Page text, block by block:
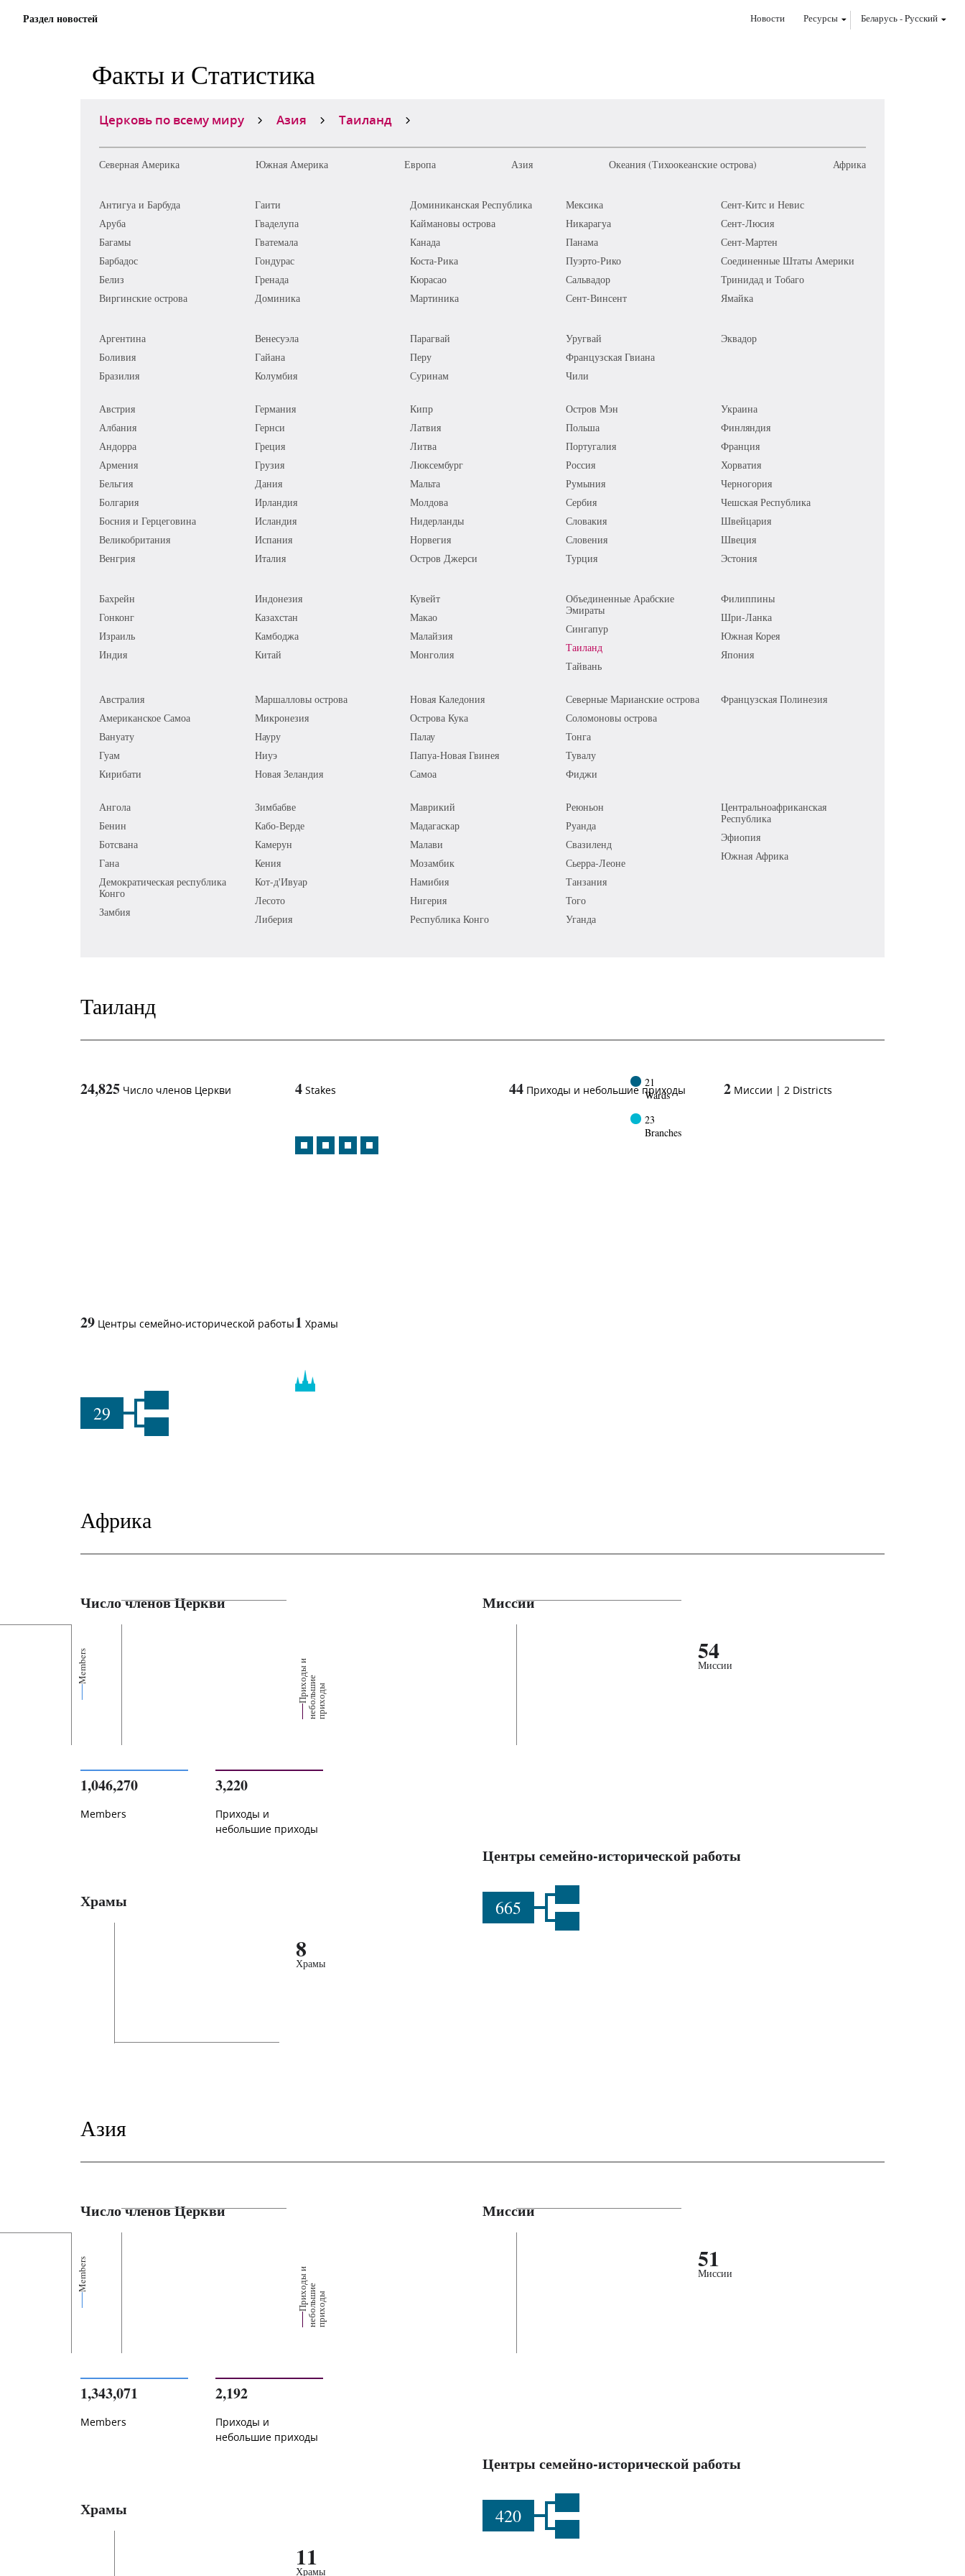
Раздел новостей Новости Ресурсы Беларусь-Pусский
Факты и Статистика
Церковь по всему миру Азия Таиланд
Северная Америка Южная Америка Европа Азия Океания (Тихоокеанские острова) Африка
Антигуа и Барбуда
Аруба
Багамы
Барбадос
Белиз
Виргинские острова
Гаити
Гваделупа
Гватемала
Гондурас
Гренада
Доминика
Доминиканская Республика
Каймановы острова
Канада
Коста-Рика
Кюрасао
Мартиника
Мексика
Никарагуа
Панама
Пуэрто-Рико
Сальвадор
Сент-Винсент
Сент-Китс и Невис
Сент-Люсия
Сент-Мартен
Соединенные Штаты Америки
Тринидад и Тобаго
Ямайка
Аргентина
Боливия
Бразилия
Венесуэла
Гайана
Колумбия
Парагвай
Перу
Суринам
Уругвай
Французская Гвиана
Чили
Эквадор
Австрия
Албания
Андорра
Армения
Бельгия
Болгария
Босния и Герцеговина
Великобритания
Венгрия
Германия
Гернси
Греция
Грузия
Дания
Ирландия
Исландия
Испания
Италия
Кипр
Латвия
Литва
Люксембург
Мальта
Молдова
Нидерланды
Норвегия
Остров Джерси
Остров Мэн
Польша
Португалия
Россия
Румыния
Сербия
Словакия
Словения
Турция
Украина
Финляндия
Франция
Хорватия
Черногория
Чешская Республика
Швейцария
Швеция
Эстония
Бахрейн
Гонконг
Израиль
Индия
Индонезия
Казахстан
Камбоджа
Китай
Кувейт
Макао
Малайзия
Монголия
Объединенные Арабские
Эмираты
Сингапур
Таиланд
Тайвань
Филиппины
Шри-Ланка
Южная Корея
Япония
Австралия
Американское Самоа
Вануату
Гуам
Кирибати
Маршалловы острова
Микронезия
Науру
Ниуэ
Новая Зеландия
Новая Каледония
Острова Кука
Палау
Папуа-Новая Гвинея
Самоа
Северные Марианские острова
Соломоновы острова
Тонга
Тувалу
Фиджи
Французская Полинезия
Ангола
Бенин
Ботсвана
Гана
Демократическая республика
Конго
Замбия
Зимбабве
Кабо-Верде
Камерун
Кения
Кот-д'Ивуар
Лесото
Либерия
Маврикий
Мадагаскар
Малави
Мозамбик
Намибия
Нигерия
Республика Конго
Реюньон
Руанда
Свазиленд
Сьерра-Леоне
Танзания
Того
Уганда
Центральноафриканская
Республика
Эфиопия
Южная Африка
Таиланд
24,825 Число членов Церкви 4 Stakes 44 Приходы и небольшие приходы
21
Wards
23
Branches
29 Центры семейно-исторической работы
29
1 Храмы
2 Миссии | 2 Districts
Африка
Число членов Церкви
Members П
р
их
о
д
ы
и
н
е
б
о
л
ьш
ие
п
р
и
х
о
ды
1,046,270
Members
3,220
Приходы и
небольшие приходы
Миссии
54
Миссии
Центры семейно-исторической работы
665
Храмы
8
Храмы
Азия
Число членов Церкви
Members П
р
их
о
д
ы
и
н
е
б
о
л
ьш
ие
п
р
и
х
о
ды
1,343,071
Members
2,192
Приходы и
небольшие приходы
Миссии
51
Миссии
Центры семейно-исторической работы
420
Храмы
11
Храмы